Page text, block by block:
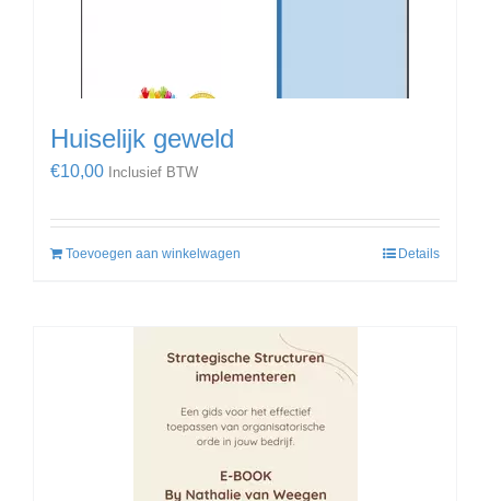
Huiselijk geweld
€10,00 Inclusief BTW
Toevoegen aan winkelwagen Details